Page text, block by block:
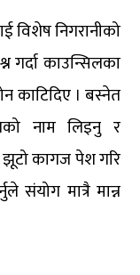
विशेष निगरानीको
गर्दा काउन्सिलका
काटिदिए । बस्नेत
नाम लिइनु र
कागज पेश गरि
संयोग मात्रै मान्न